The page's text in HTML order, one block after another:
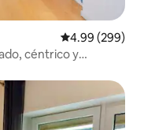
Calificación
4.99 (299)
céntrico y